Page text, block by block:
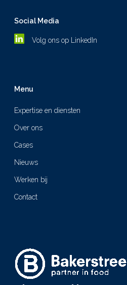
Social Media
Volg ons op LinkedIn
Menu
Expertise en diensten
Over ons
Cases
Nieuws
Werken bij
Contact